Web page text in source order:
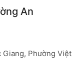
An
Giang, Phường Việt